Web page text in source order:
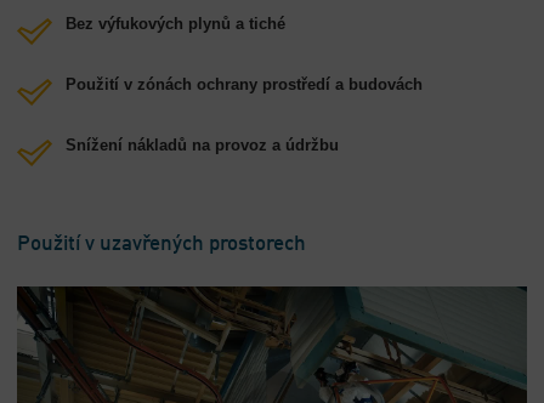
Bez výfukových plynů a tiché
Použití v zónách ochrany prostředí a budovách
Snížení nákladů na provoz a údržbu
Použití v uzavřených prostorech